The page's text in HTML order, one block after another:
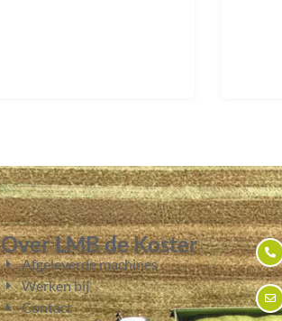
Over LMB de Koster
Afgeleverde machines
Werken bij
Contact